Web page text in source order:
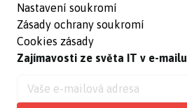
Nastavení soukromí
Zásady ochrany soukromí
Cookies zásady
Zajímavosti ze světa IT v e-mailu